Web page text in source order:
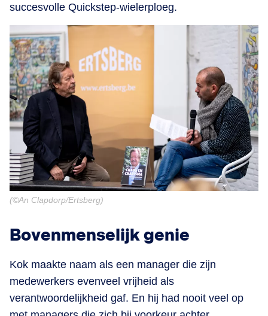
succesvolle Quickstep-wielerploeg.
(©An Clapdorp/Ertsberg)
Bovenmenselijk genie
Kok maakte naam als een manager die zijn
medewerkers evenveel vrijheid als
verantwoordelijkheid gaf. En hij had nooit veel op